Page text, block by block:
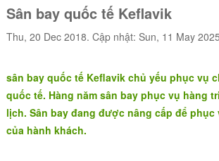
Sân bay quốc tế Keflavik
Thu, 20 Dec 2018. Cập nhật: Sun, 11 May
sân bay quốc tế Keflavik chủ yếu phục vụ
quốc tế. Hàng năm sân bay phục vụ hàng
lịch. Sân bay đang được nâng cấp để
của hành khách.